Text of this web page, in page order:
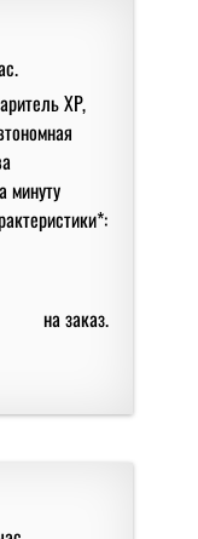
XP,
минуту
на заказ.